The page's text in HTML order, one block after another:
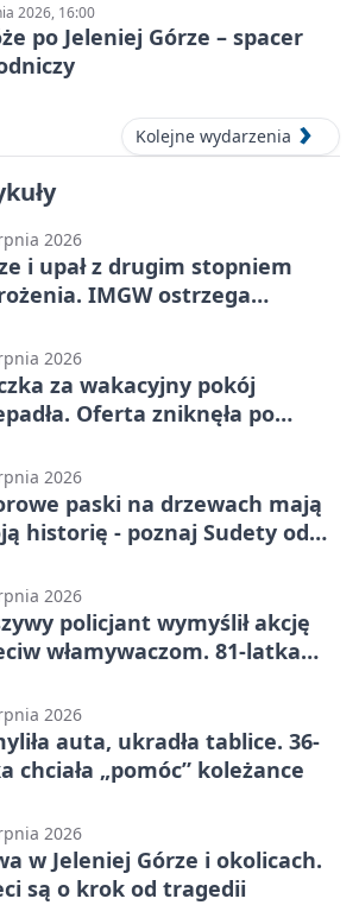
2026, 16:00
po Jeleniej Górze – spacer
Kolejne wydarzenia
2026
i upał z drugim stopniem
IMGW ostrzega
2026
za wakacyjny pokój
Oferta zniknęła po
2026
paski na drzewach mają
historię - poznaj Sudety od
2026
policjant wymyślił akcję
włamywaczom. 81-latka
2026
auta, ukradła tablice. 36-
chciała „pomóc” koleżance
2026
w Jeleniej Górze i okolicach.
są o krok od tragedii